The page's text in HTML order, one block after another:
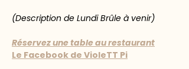
(Description de Lundi Brûle à venir)
Réservez une table au restaurant
Le Facebook de VioleTT Pi